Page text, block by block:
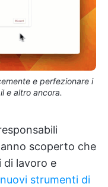
e perfezionare i
e altro ancora.
scoperto che
di lavoro e
strumenti di